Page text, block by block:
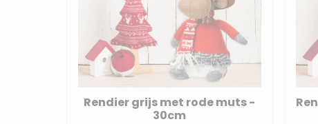
Rendier grijs met rode muts -
30cm